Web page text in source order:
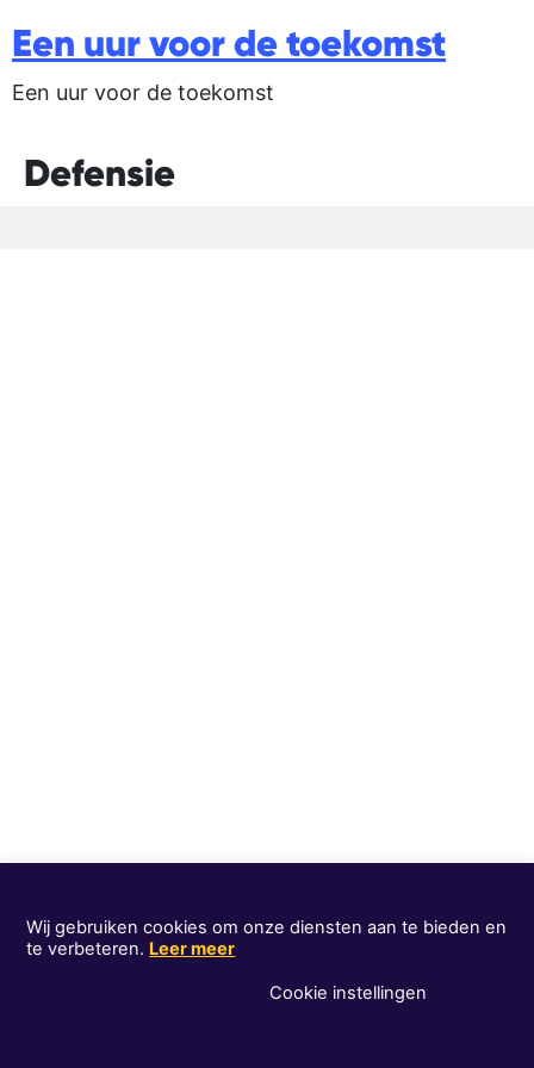
Een uur voor de toekomst
Een uur voor de toekomst
Defensie
Wij gebruiken cookies om onze diensten aan te bieden en
te verbeteren. Leer meer
Cookie instellingen